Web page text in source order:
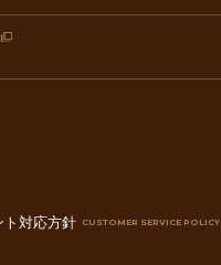
ト対応方針 CUSTOMER SERVICE POLICY